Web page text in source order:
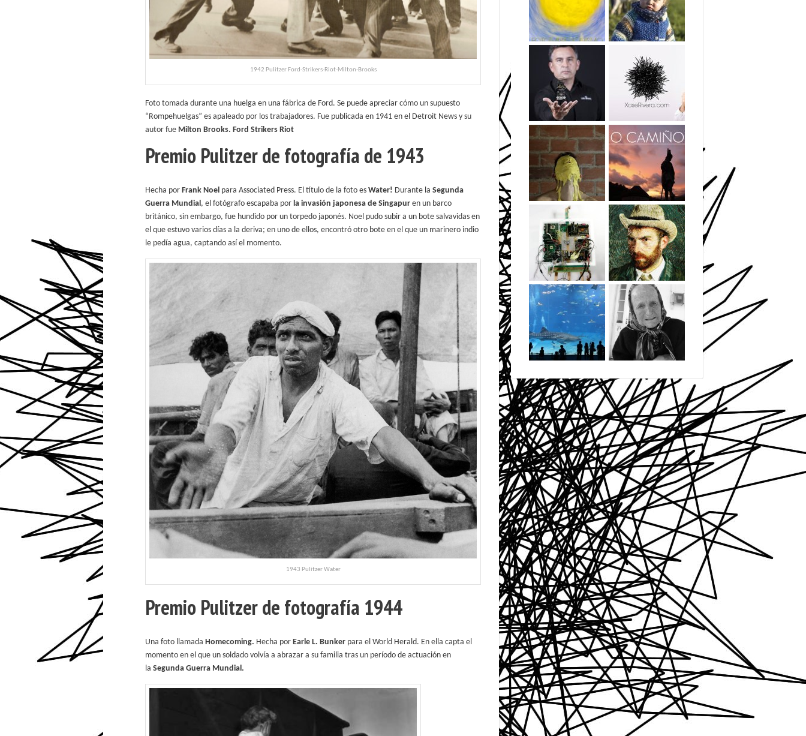
1942 Pulitzer Ford-Strikers-Riot-Milton-Brooks
Foto tomada durante una huelga en una fábrica de Ford. Se puede apreciar cómo un supuesto
“Rompehuelgas” es apaleado por los trabajadores. Fue publicada en 1941 en el Detroit News y su
autor fue Milton Brooks. Ford Strikers Riot
Premio Pulitzer de fotografía de 1943
Hecha por Frank Noel para Associated Press. El título de la foto es Water! Durante la Segunda
Guerra Mundial, el fotógrafo escapaba por la invasión japonesa de Singapur en un barco
británico, sin embargo, fue hundido por un torpedo japonés. Noel pudo subir a un bote salvavidas en
el que estuvo varios días a la deriva; en uno de ellos, encontró otro bote en el que un marinero indio
le pedía agua, captando así el momento.
1943 Pulitzer Water
Premio Pulitzer de fotografía 1944
Una foto llamada Homecoming. Hecha por Earle L. Bunker para el World Herald. En ella capta el
momento en el que un soldado volvía a abrazar a su familia tras un período de actuación en
la Segunda Guerra Mundial.